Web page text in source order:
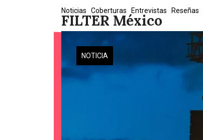
FILTER México
Noticias Coberturas Entrevistas Reseñas
NOTICIA